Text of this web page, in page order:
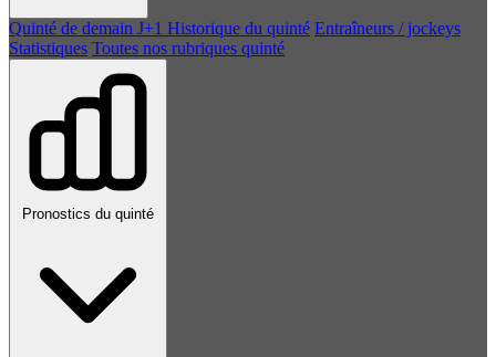
Quinté de demain J+1 Historique du quinté Entraîneurs / jockeys
Statistiques Toutes nos rubriques quinté
Pronostics du quinté